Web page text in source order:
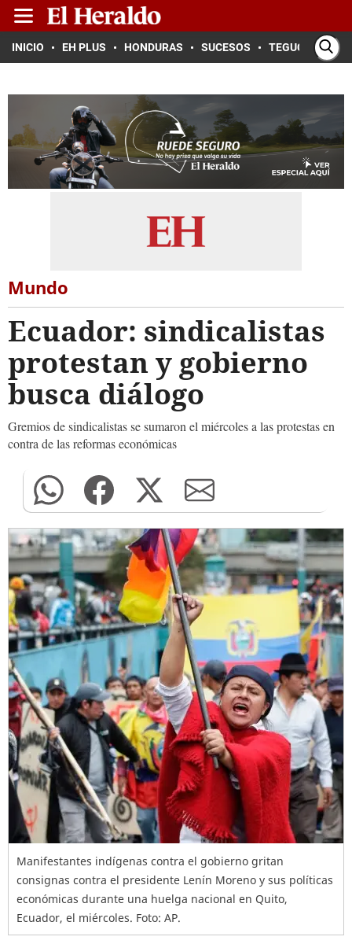
INICIO EH PLUS HONDURAS SUCESOS TEGUCIGALPA
Mundo
Ecuador: sindicalistas
protestan y gobierno
busca diálogo
Gremios de sindicalistas se sumaron el miércoles a las protestas en
contra de las reformas económicas
Manifestantes indígenas contra el gobierno gritan
consignas contra el presidente Lenín Moreno y sus políticas
económicas durante una huelga nacional en Quito,
Ecuador, el miércoles. Foto: AP.